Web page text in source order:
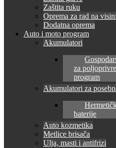
Zaštita ruku
Oprema za rad na visini
Dodatna oprema
Auto i moto program
Akumulatori
za
program
Akumulatori za
baterije
Auto kozmetika
Metlice brisača
Ulja, masti i antifrizi